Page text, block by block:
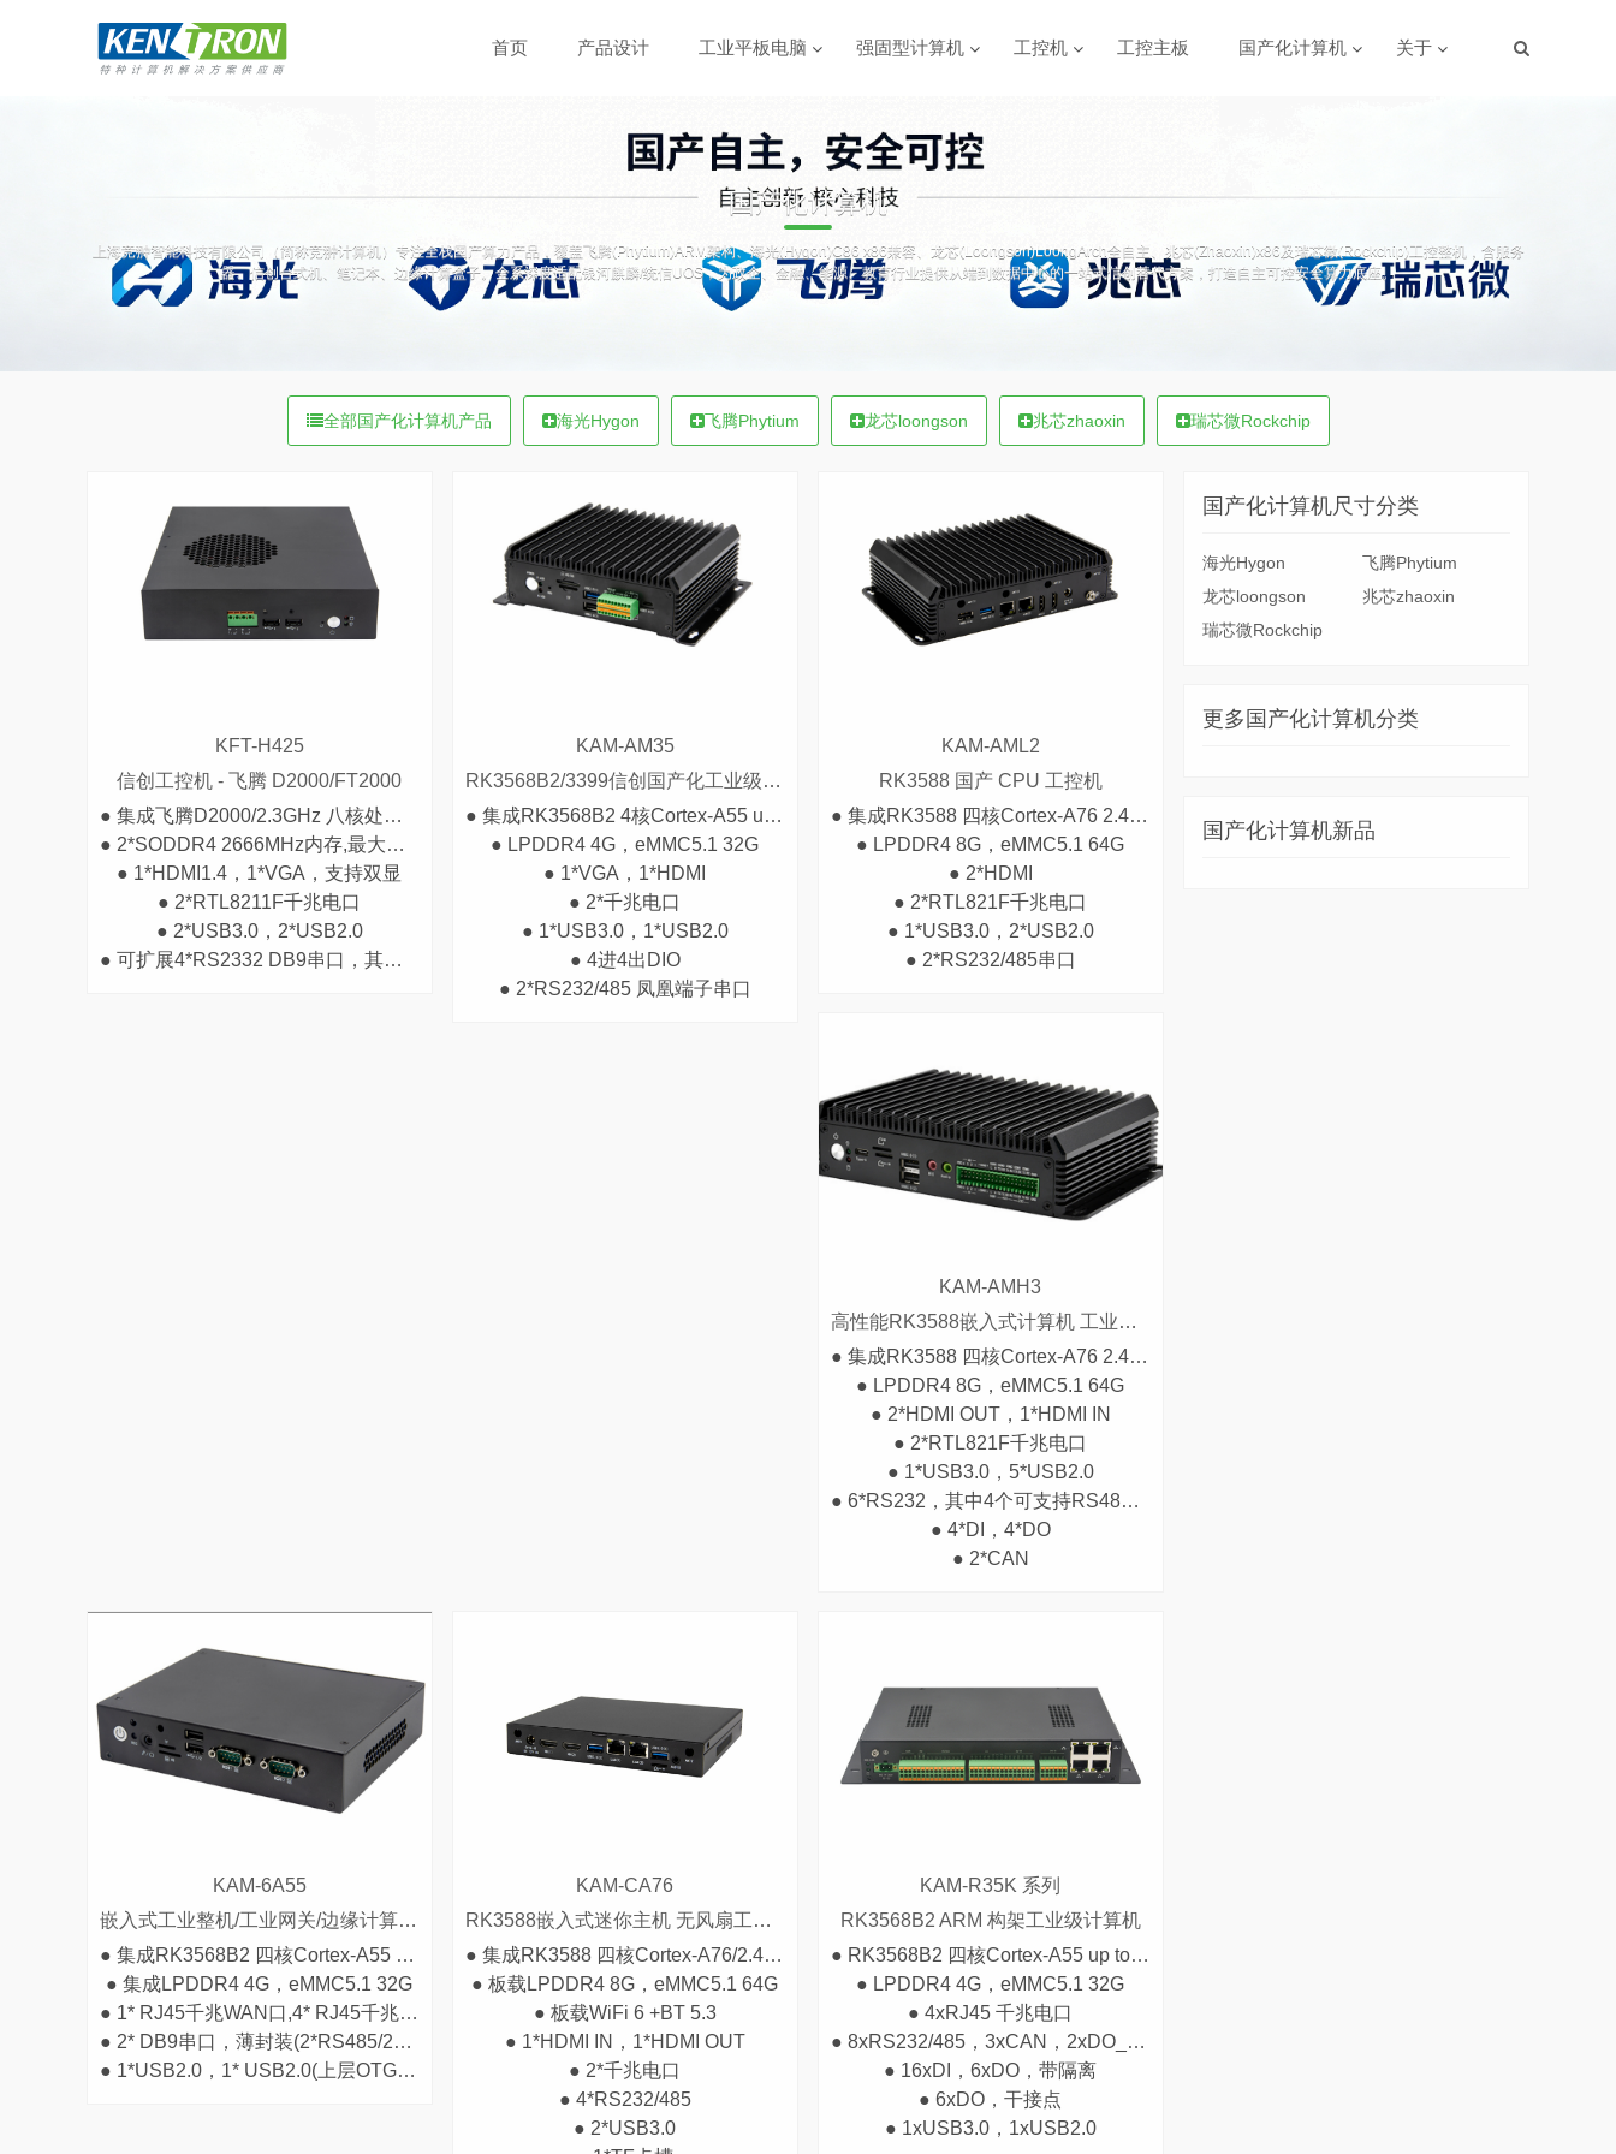
首页 产品设计 工业平板电脑 强固型计算机 工控机 工控主板 国产化计算机 关于
国产化计算机
上海竞翀智能科技有限公司（简称竞翀计算机）专注全栈国产算力产品，覆盖飞腾(Phytium)ARM架构、海光(Hygon)C86 x86兼容、龙芯(Loongson)LoongArch全自主、兆芯(Zhaoxin)x86及瑞芯微(Rockchip)工控整机，含服务
器、信创台式机、笔记本、边缘计算盒子。全系深度适配银河麒麟/统信UOS，为政企、金融、能源、教育行业提供从端到数据中心的一站式信创替代方案，打造自主可控安全算力底座。
全部国产化计算机产品 海光Hygon 飞腾Phytium 龙芯loongson 兆芯zhaoxin 瑞芯微Rockchip
KFT-H425
信创工控机 - 飞腾 D2000/FT2000
● 集成飞腾D2000/2.3GHz 八核处理器，TDP 40W
● 2*SODDR4 2666MHz内存,最大支持32GB
● 1*HDMI1.4，1*VGA，支持双显
● 2*RTL8211F千兆电口
● 2*USB3.0，2*USB2.0
● 可扩展4*RS2332 DB9串口，其中2个支持RS485
KAM-AM35
RK3568B2/3399信创国产化工业级 Mini PC
● 集成RK3568B2 4核Cortex-A55 up to 2.0GHz
● LPDDR4 4G，eMMC5.1 32G
● 1*VGA，1*HDMI
● 2*千兆电口
● 1*USB3.0，1*USB2.0
● 4进4出DIO
● 2*RS232/485 凤凰端子串口
KAM-AML2
RK3588 国产 CPU 工控机
● 集成RK3588 四核Cortex-A76 2.4GHz和四核Cortex-A55 1.7GHz ,共八核处理器
● LPDDR4 8G，eMMC5.1 64G
● 2*HDMI
● 2*RTL821F千兆电口
● 1*USB3.0，2*USB2.0
● 2*RS232/485串口
KAM-AMH3
​高性能RK3588嵌入式计算机 工业控制/边缘计算专用设备
● 集成RK3588 四核Cortex-A76 2.4G和四核Cortex-A55 1.7GHz ,共八核处理器
● LPDDR4 8G，eMMC5.1 64G
● 2*HDMI OUT，1*HDMI IN
● 2*RTL821F千兆电口
● 1*USB3.0，5*USB2.0
● 6*RS232，其中4个可支持RS485，1*RS422
● 4*DI，4*DO
● 2*CAN
KAM-6A55
嵌入式工业整机/工业网关/边缘计算终端高性能工控设备
● 集成RK3568B2 四核Cortex-A55 up to 2.0GHz
● 集成LPDDR4 4G，eMMC5.1 32G
● 1* RJ45千兆WAN口,4* RJ45千兆LAN口
● 2* DB9串口，薄封装(2*RS485/2*RS422/2*RS232)
● 1*USB2.0，1* USB2.0(上层OTG)，1* USB3.0
KAM-CA76
RK3588嵌入式迷你主机 无风扇工业电脑 AI边缘计算终端 多串口物联网网关
● 集成RK3588 四核Cortex-A76/2.4GHz和Cortex-A55/1.7GHz八核处理器
● 板载LPDDR4 8G，eMMC5.1 64G
● 板载WiFi 6 +BT 5.3
● 1*HDMI IN，1*HDMI OUT
● 2*千兆电口
● 4*RS232/485
● 2*USB3.0
KAM-R35K 系列
RK3568B2 ARM 构架工业级计算机
● RK3568B2 四核Cortex-A55 up to 2.0GHz
● LPDDR4 4G，eMMC5.1 32G
● 4xRJ45 千兆电口
● 8xRS232/485，3xCAN，2xDO_COM
● 16xDI，6xDO，带隔离
● 6xDO，干接点
● 1xUSB3.0，1xUSB2.0
国产化计算机尺寸分类
海光Hygon
飞腾Phytium
龙芯loongson
兆芯zhaoxin
瑞芯微Rockchip
更多国产化计算机分类
国产化计算机新品